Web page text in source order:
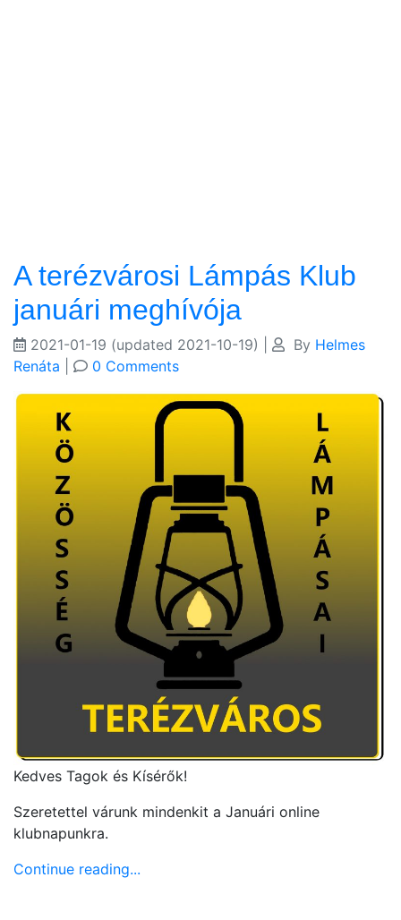
A terézvárosi Lámpás Klub
januári meghívója
2021-01-19 (updated 2021-10-19) By Helmes
Renáta
0 Comments
Kedves Tagok és Kísérők!
Szeretettel várunk mindenkit a Januári online
klubnapunkra.
Continue reading...